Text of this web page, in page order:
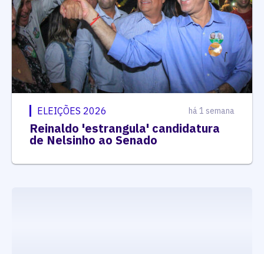
ELEIÇÕES 2026 há 1 semana
Reinaldo 'estrangula' candidatura
de Nelsinho ao Senado